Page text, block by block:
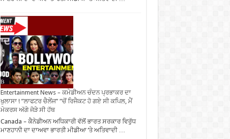
Entertainment News – ਕਮੇਡੀਅਨ ਚੰਦਨ ਪ੍ਰਭਾਕਰ ਦਾ
ਖੁਲਾਸਾ ! ”ਲਾਫਟਰ ਚੈਲੇਂਜ” ”ਚੋਂ ਰਿਜੈਕਟ ਹੋ ਗਏ ਸੀ ਕਪਿਲ, ਮੈਂ
ਮੇਕਰਸ ਅੱਗੇ ਜੋੜੇ ਸੀ ਹੱਥ
Canada – ਕੈਨੇਡੀਅਨ ਅਧਿਕਾਰੀ ਵੱਲੋਂ ਭਾਰਤ ਸਰਕਾਰ ਵਿਰੁੱਧ
ਮਾਣਹਾਨੀ ਦਾ ਦਾਅਵਾ ਭਾਰਤੀ ਮੀਡੀਆ ’ਤੇ ਅਤਿਵਾਦੀ …